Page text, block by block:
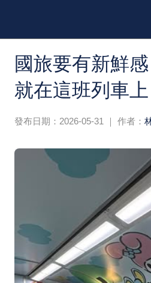
國旅要有新鮮
就在這班列車上
發布日期：2026-05-31 ｜ 作者：